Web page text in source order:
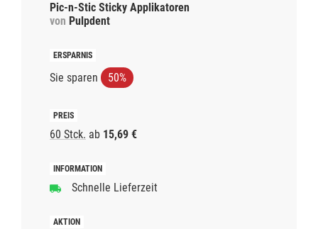
Pic-n-Stic Sticky Applikatoren
von Pulpdent
Sie sparen 50%
60 Stck. ab 15,69 €
Schnelle Lieferzeit